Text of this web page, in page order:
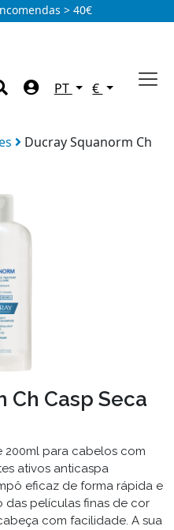
> 40€
PT €
Ducray Squanorm Ch
Ch Casp Seca
200ml para cabelos com
ativos anticaspa
eficaz de forma rápida e
das películas finas de cor
com facilidade. A sua